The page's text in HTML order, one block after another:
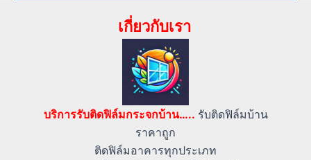
เกี่ยวกับเรา
บริการรับติดฟิล์มกระจกบ้าน….. รับติดฟิล์มบ้าน
ราคาถูก
ติดฟิล์มอาคารทุกประเภท